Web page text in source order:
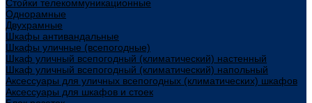
Стойки телекоммуникационные
Однорамные
Двухрамные
Шкафы антивандальные
Шкафы уличные (всепогодные)
Шкаф уличный всепогодный (климатический) настенный
Шкаф уличный всепогодный (климатический) напольный
Аксессуары для уличных всепогодных (климатических) шкафов
Аксессуары для шкафов и стоек